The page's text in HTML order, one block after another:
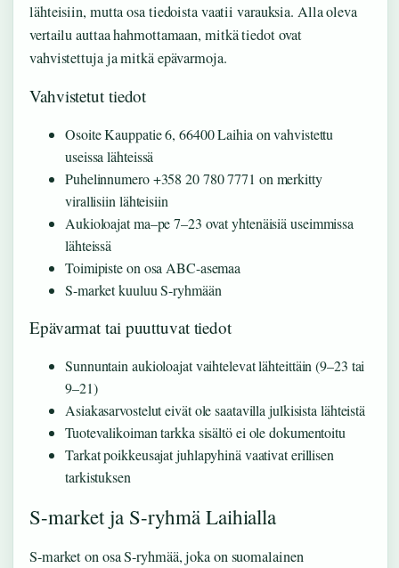
lähteisiin, mutta osa tiedoista vaatii varauksia. Alla oleva
vertailu auttaa hahmottamaan, mitkä tiedot ovat
vahvistettuja ja mitkä epävarmoja.
Vahvistetut tiedot
Osoite Kauppatie 6, 66400 Laihia on vahvistettu
useissa lähteissä
Puhelinnumero +358 20 780 7771 on merkitty
virallisiin lähteisiin
Aukioloajat ma–pe 7–23 ovat yhtenäisiä useimmissa
lähteissä
Toimipiste on osa ABC-asemaa
S-market kuuluu S-ryhmään
Epävarmat tai puuttuvat tiedot
Sunnuntain aukioloajat vaihtelevat lähteittäin (9–23 tai
9–21)
Asiakasarvostelut eivät ole saatavilla julkisista lähteistä
Tuotevalikoiman tarkka sisältö ei ole dokumentoitu
Tarkat poikkeusajat juhlapyhinä vaativat erillisen
tarkistuksen
S-market ja S-ryhmä Laihialla
S-market on osa S-ryhmää, joka on suomalainen